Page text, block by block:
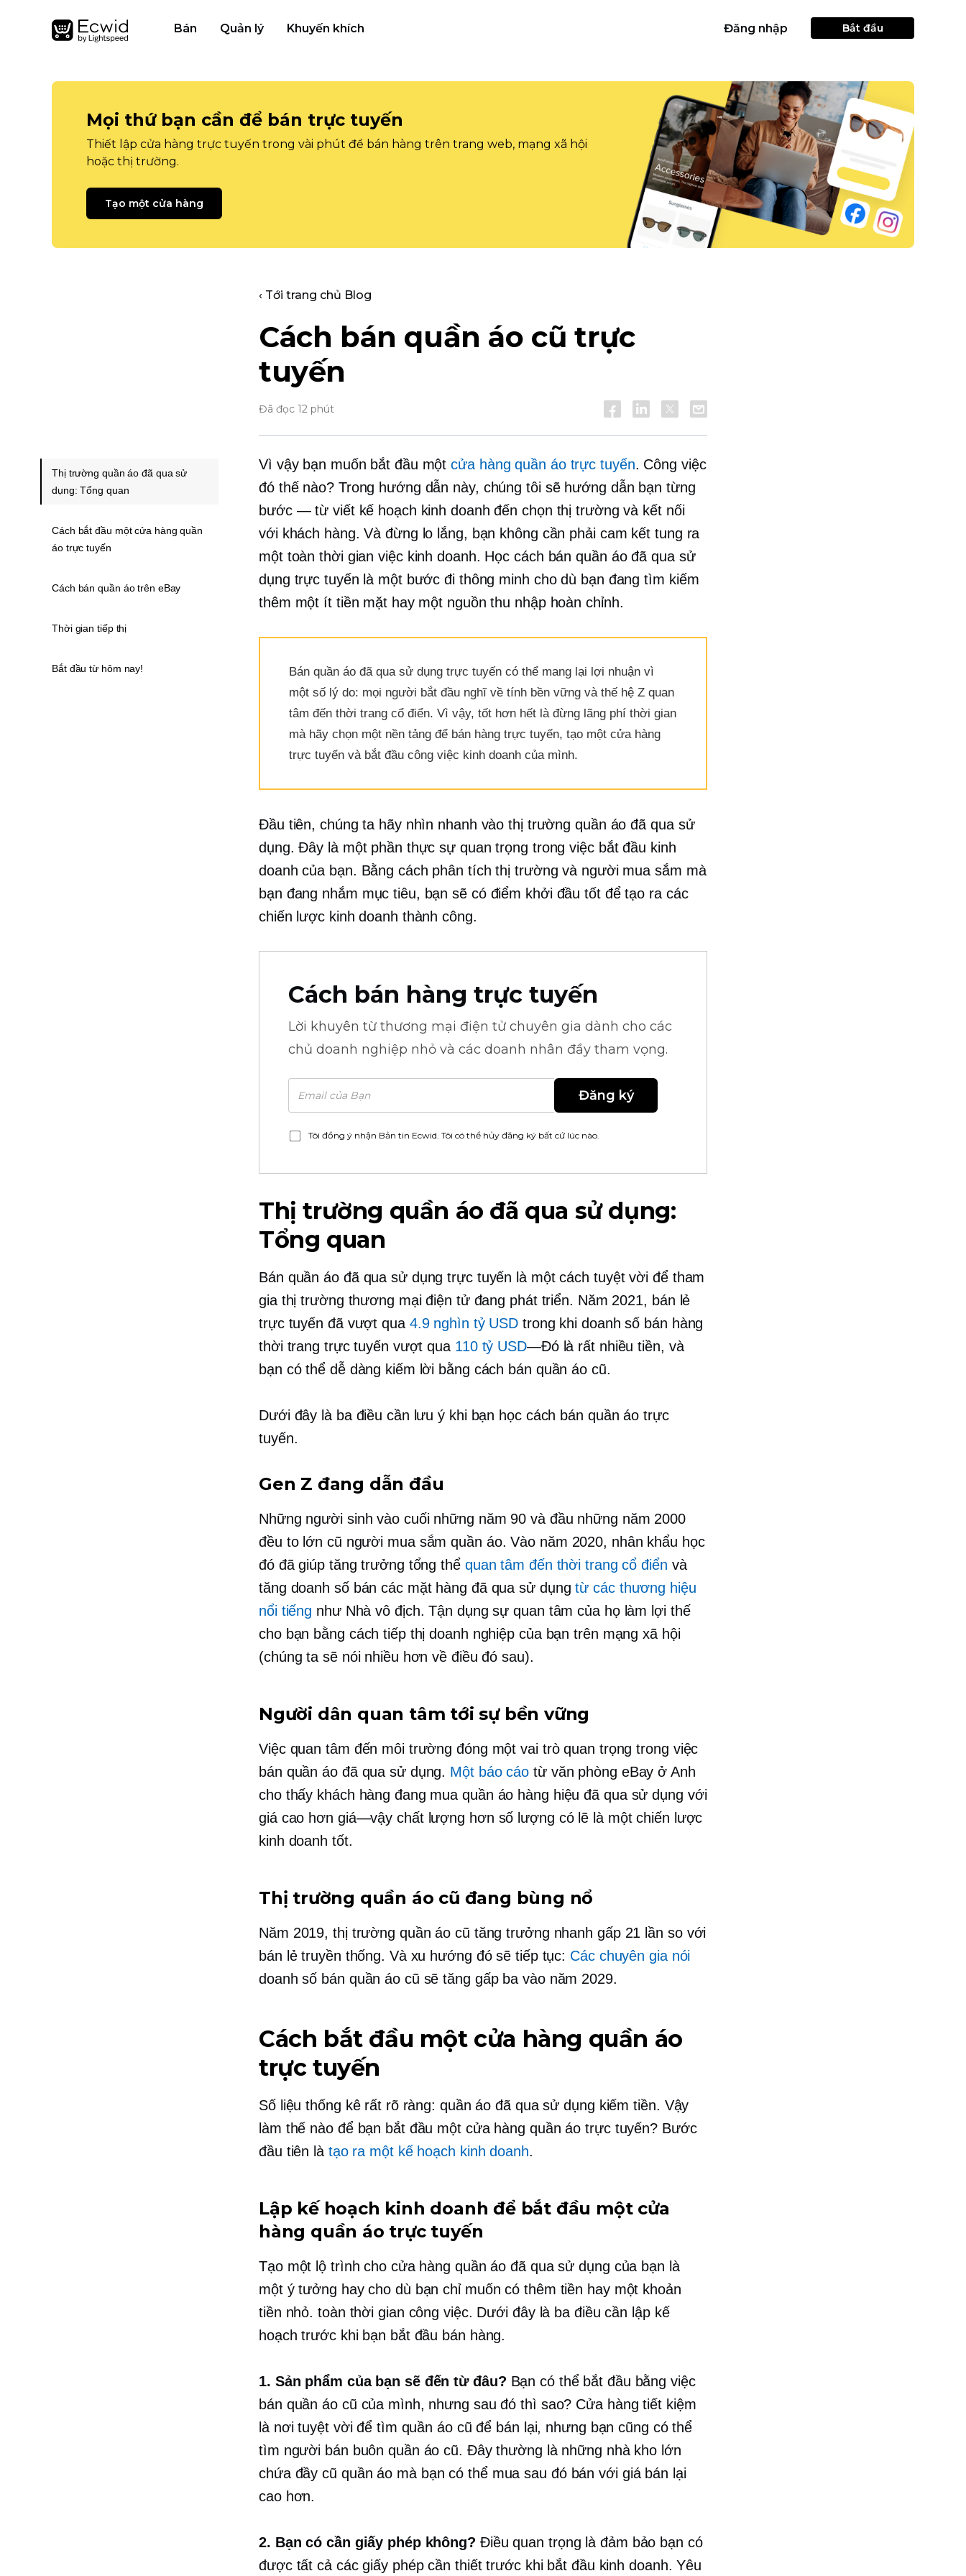
Bán Quản lý Khuyến khích Đăng nhập Bắt đầu
Mọi thứ bạn cần để bán trực tuyến
Thiết lập cửa hàng trực tuyến trong vài phút để bán hàng trên trang web, mạng xã hội
hoặc thị trường.
Tạo một cửa hàng
‹ Tới trang chủ Blog
Cách bán quần áo cũ trực
tuyến
Đã đọc 12 phút
Vì vậy bạn muốn bắt đầu mộtcửa hàng quần áo trực tuyến. Công việc
đó thế nào? Trong hướng dẫn này, chúng tôi sẽ hướng dẫn bạn từng
bước — từ viết kế hoạch kinh doanh đến chọn thị trường và kết nối
với khách hàng. Và đừng lo lắng, bạn không cần phải cam kết tung ra
một toàn thời gian việc kinh doanh. Học cách bán quần áo đã qua sử
dụng trực tuyến là một bước đi thông minh cho dù bạn đang tìm kiếm
thêm một ít tiền mặt hay một nguồn thu nhập hoàn chỉnh.
Bán quần áo đã qua sử dụng trực tuyến có thể mang lại lợi nhuận vì
một số lý do: mọi người bắt đầu nghĩ về tính bền vững và thế hệ Z quan
tâm đến thời trang cổ điển. Vì vậy, tốt hơn hết là đừng lãng phí thời gian
mà hãy chọn một nền tảng để bán hàng trực tuyến, tạo một cửa hàng
trực tuyến và bắt đầu công việc kinh doanh của mình.
Đầu tiên, chúng ta hãy nhìn nhanh vào thị trường quần áo đã qua sử
dụng. Đây là một phần thực sự quan trọng trong việc bắt đầu kinh
doanh của bạn. Bằng cách phân tích thị trường và người mua sắm mà
bạn đang nhắm mục tiêu, bạn sẽ có điểm khởi đầu tốt để tạo ra các
chiến lược kinh doanh thành công.
Cách bán hàng trực tuyến
Lời khuyên từ thương mại điện tử chuyên gia dành cho các
chủ doanh nghiệp nhỏ và các doanh nhân đầy tham vọng.
Đăng ký
Tôi đồng ý nhận Bản tin Ecwid. Tôi có thể hủy đăng ký bất cứ lúc nào.
Thị trường quần áo đã qua sử dụng:
Tổng quan
Bán quần áo đã qua sử dụng trực tuyến là một cách tuyệt vời để tham
gia thị trường thương mại điện tử đang phát triển. Năm 2021, bán lẻ
trực tuyến đã vượt qua 4.9 nghìn tỷ USD trong khi doanh số bán hàng
thời trang trực tuyến vượt qua 110 tỷ USD—Đó là rất nhiều tiền, và
bạn có thể dễ dàng kiếm lời bằng cách bán quần áo cũ.
Dưới đây là ba điều cần lưu ý khi bạn học cách bán quần áo trực
tuyến.
Gen Z đang dẫn đầu
Những người sinh vào cuối những năm 90 và đầu những năm 2000
đều to lớn cũ người mua sắm quần áo. Vào năm 2020, nhân khẩu học
đó đã giúp tăng trưởng tổng thể quan tâm đến thời trang cổ điển và
tăng doanh số bán các mặt hàng đã qua sử dụngtừ các thương hiệu
nổi tiếng như Nhà vô địch. Tận dụng sự quan tâm của họ làm lợi thế
cho bạn bằng cách tiếp thị doanh nghiệp của bạn trên mạng xã hội
(chúng ta sẽ nói nhiều hơn về điều đó sau).
Người dân quan tâm tới sự bền vững
Việc quan tâm đến môi trường đóng một vai trò quan trọng trong việc
bán quần áo đã qua sử dụng. Một báo cáo từ văn phòng eBay ở Anh
cho thấy khách hàng đang mua quần áo hàng hiệu đã qua sử dụng với
giá cao hơn giá—vậy chất lượng hơn số lượng có lẽ là một chiến lược
kinh doanh tốt.
Thị trường quần áo cũ đang bùng nổ
Năm 2019, thị trường quần áo cũ tăng trưởng nhanh gấp 21 lần so với
bán lẻ truyền thống. Và xu hướng đó sẽ tiếp tục: Các chuyên gia nói
doanh số bán quần áo cũ sẽ tăng gấp ba vào năm 2029.
Cách bắt đầu một cửa hàng quần áo
trực tuyến
Số liệu thống kê rất rõ ràng: quần áo đã qua sử dụng kiếm tiền. Vậy
làm thế nào để bạn bắt đầu một cửa hàng quần áo trực tuyến? Bước
đầu tiên là tạo ra một kế hoạch kinh doanh.
Lập kế hoạch kinh doanh để bắt đầu một cửa
hàng quần áo trực tuyến
Tạo một lộ trình cho cửa hàng quần áo đã qua sử dụng của bạn là
một ý tưởng hay cho dù bạn chỉ muốn có thêm tiền hay một khoản
tiền nhỏ.toàn thời gian công việc. Dưới đây là ba điều cần lập kế
hoạch trước khi bạn bắt đầu bán hàng.
1. Sản phẩm của bạn sẽ đến từ đâu? Bạn có thể bắt đầu bằng việc
bán quần áo cũ của mình, nhưng sau đó thì sao? Cửa hàng tiết kiệm
là nơi tuyệt vời để tìm quần áo cũ để bán lại, nhưng bạn cũng có thể
tìm người bán buôn quần áo cũ. Đây thường là những nhà kho lớn
chứa đầycũ quần áo mà bạn có thể mua sau đó bán với giá bán lại
cao hơn.
2. Bạn có cần giấy phép không? Điều quan trọng là đảm bảo bạn có
được tất cả các giấy phép cần thiết trước khi bắt đầu kinh doanh. Yêu
Thị trường quần áo đã qua sử
dụng: Tổng quan
Cách bắt đầu một cửa hàng quần
áo trực tuyến
Cách bán quần áo trên eBay
Thời gian tiếp thị
Bắt đầu từ hôm nay!